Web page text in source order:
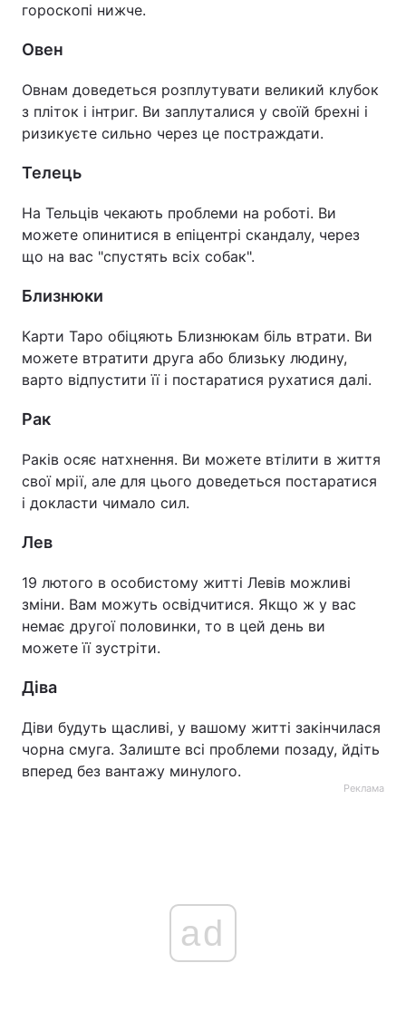
гороскопі нижче.
Овен
Овнам доведеться розплутувати великий клубок
з пліток і інтриг. Ви заплуталися у своїй брехні і
ризикуєте сильно через це постраждати.
Телець
На Тельців чекають проблеми на роботі. Ви
можете опинитися в епіцентрі скандалу, через
що на вас "спустять всіх собак".
Близнюки
Карти Таро обіцяють Близнюкам біль втрати. Ви
можете втратити друга або близьку людину,
варто відпустити її і постаратися рухатися далі.
Рак
Раків осяє натхнення. Ви можете втілити в життя
свої мрії, але для цього доведеться постаратися
і докласти чимало сил.
Лев
19 лютого в особистому житті Левів можливі
зміни. Вам можуть освідчитися. Якщо ж у вас
немає другої половинки, то в цей день ви
можете її зустріти.
Діва
Діви будуть щасливі, у вашому житті закінчилася
чорна смуга. Залиште всі проблеми позаду, йдіть
вперед без вантажу минулого.
Реклама
ad